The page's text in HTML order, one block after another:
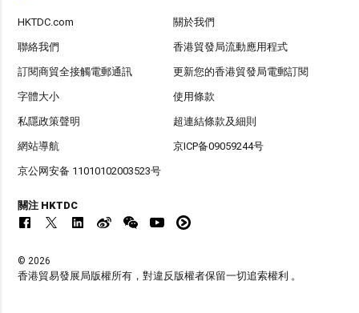
HKTDC.com 關於我們
聯絡我們 香港貿發局流動應用程式
訂閱商貿全接觸電郵通訊 更新您的香港貿發局電郵訂閱
字體大小 使用條款
私隱政策聲明 超連結條款及細則
網站導航 京ICP备09059244号
京公网安备 11010102003523号
關注 HKTDC
© 2026
香港貿易發展局版權所有，對違反版權者保留一切追索權利 。